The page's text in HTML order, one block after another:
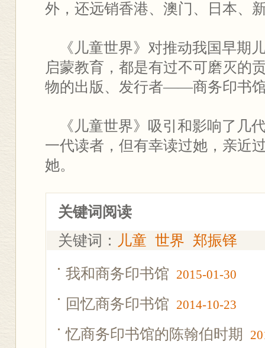
外，还远销香港、澳门、日本、
《儿童世界》对推动我国早期
启蒙教育，都是有过不可磨灭的
物的出版、发行者——商务印书
《儿童世界》吸引和影响了几
一代读者，但有幸读过她，亲近
她。
关键词阅读
关键词： 儿童 世界 郑振铎
我和商务印书馆 2015-01-30
回忆商务印书馆 2014-10-23
忆商务印书馆的陈翰伯时期